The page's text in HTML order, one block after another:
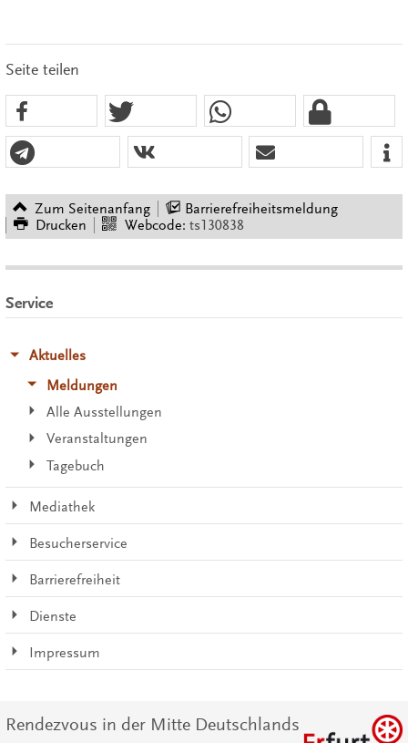
Seite teilen
Zum Seitenanfang
Barrierefreiheitsmeldung
Drucken
Webcode: ts130838
Service
Aktuelles
Meldungen
Alle Ausstellungen
Veranstaltungen
Tagebuch
Mediathek
Besucherservice
Barrierefreiheit
Dienste
Impressum
Rendezvous in der Mitte Deutschlands